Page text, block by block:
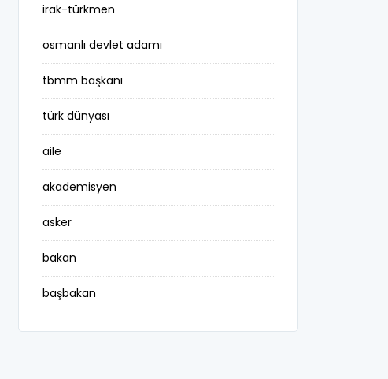
irak-türkmen
osmanlı devlet adamı
tbmm başkanı
türk dünyası
aile
akademisyen
asker
bakan
başbakan
belediye başkanı